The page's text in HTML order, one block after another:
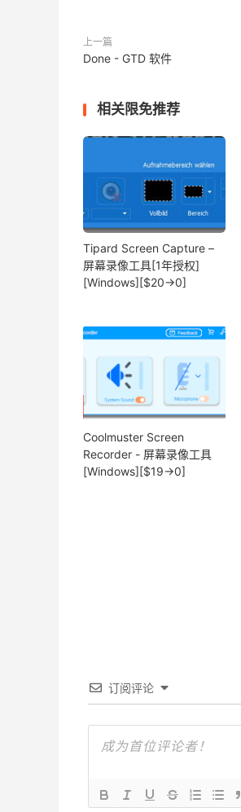
上一篇
Done - GTD 软件
相关限免推荐
Tipard Screen Capture –
屏幕录像工具[1年授权]
[Windows][$20→0]
Coolmuster Screen
Recorder - 屏幕录像工具
[Windows][$19→0]
订阅评论